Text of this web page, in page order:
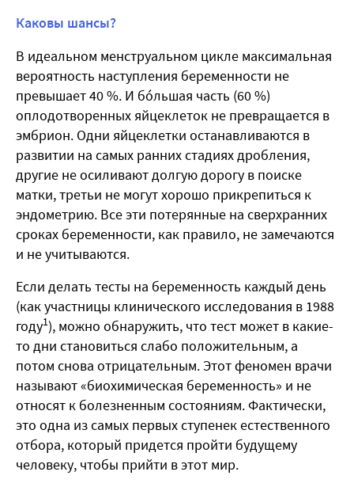
Каковы шансы?
В идеальном менструальном цикле максимальная
вероятность наступления беременности не
превышает 40 %. И бóльшая часть (60 %)
оплодотворенных яйцеклеток не превращается в
эмбрион. Одни яйцеклетки останавливаются в
развитии на самых ранних стадиях дробления,
другие не осиливают долгую дорогу в поиске
матки, третьи не могут хорошо прикрепиться к
эндометрию. Все эти потерянные на сверхранних
сроках беременности, как правило, не замечаются
и не учитываются.
Если делать тесты на беременность каждый день
(как участницы клинического исследования в 1988
году1), можно обнаружить, что тест может в какие-
то дни становиться слабо положительным, а
потом снова отрицательным. Этот феномен врачи
называют «биохимическая беременность» и не
относят к болезненным состояниям. Фактически,
это одна из самых первых ступенек естественного
отбора, который придется пройти будущему
человеку, чтобы прийти в этот мир.